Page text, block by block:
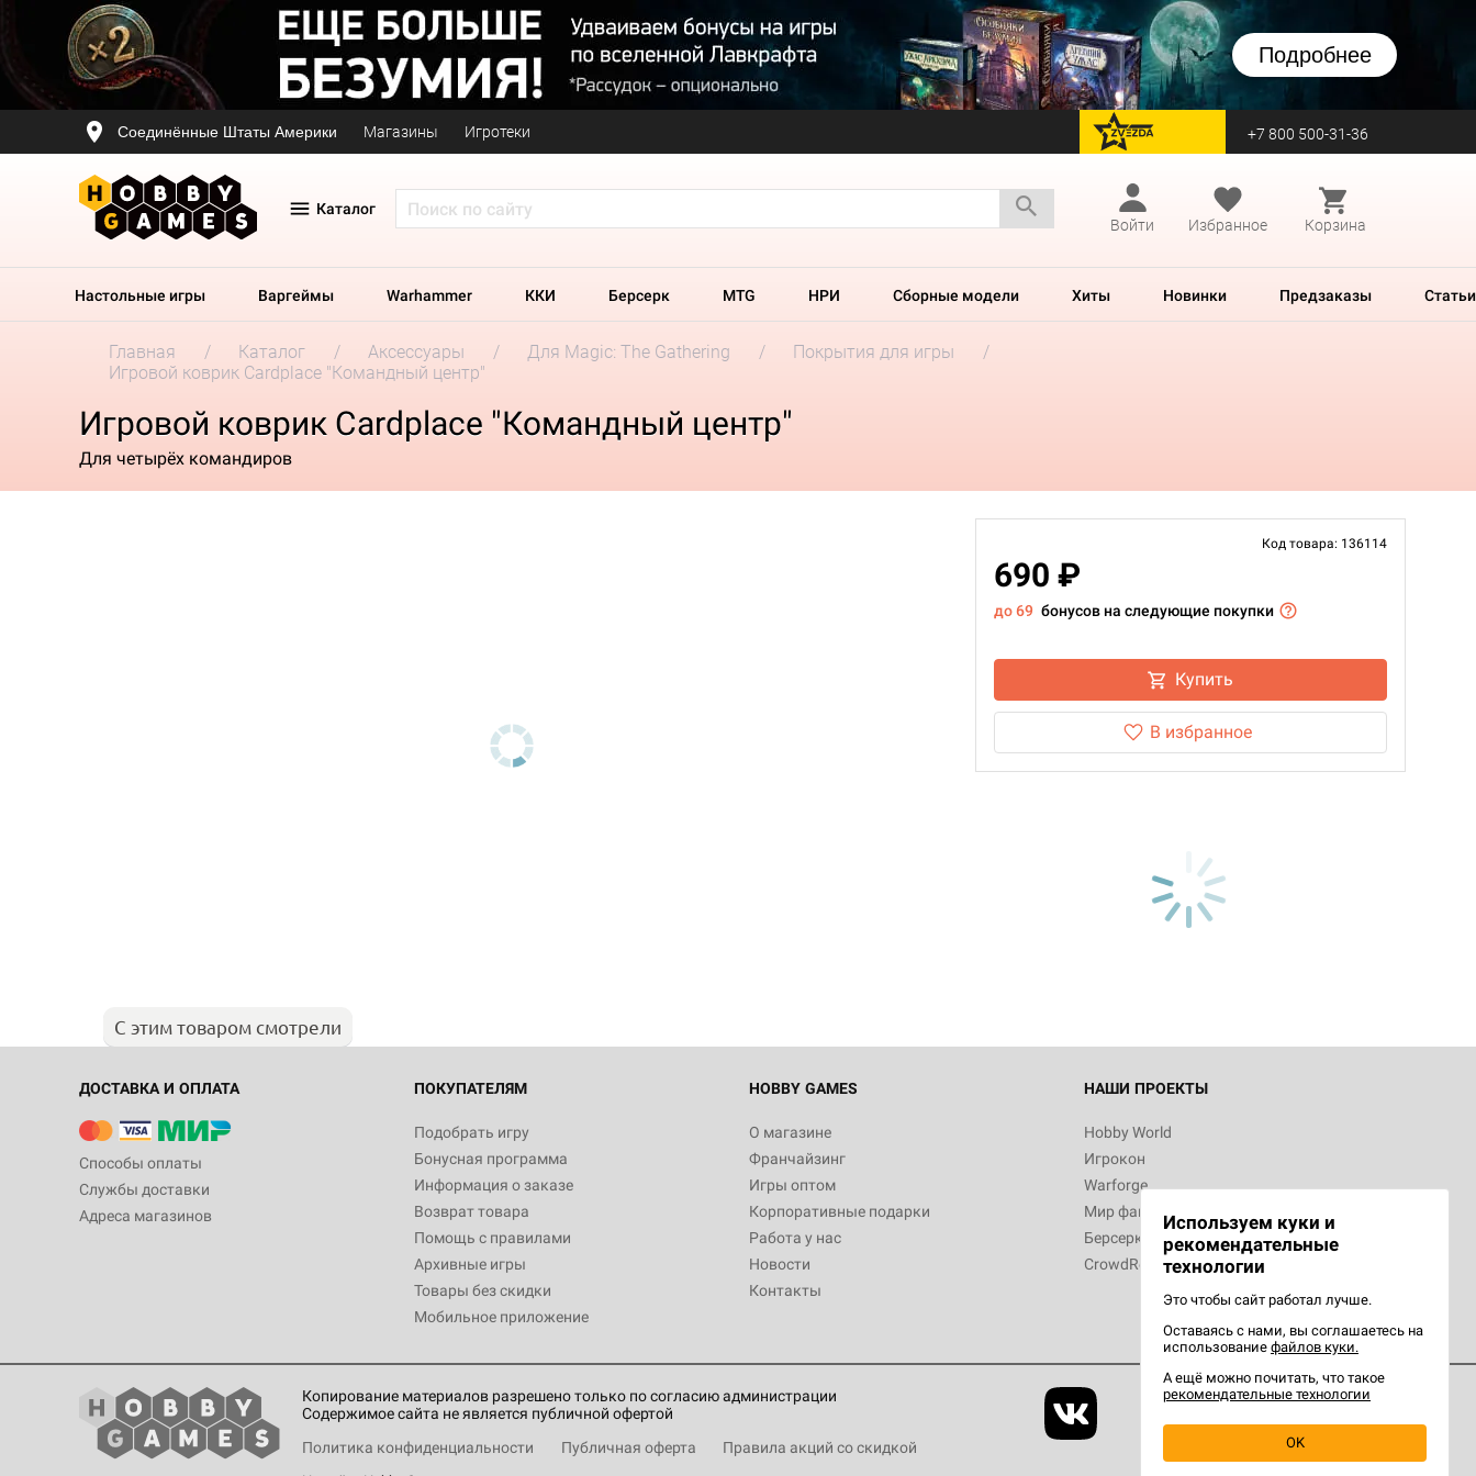
Подробнее
Соединённые Штаты Америки Магазины Игротеки перейти на Zvezda +7 800 500-31-36
Каталог
Войти
Избранное Корзина
Настольные игры Варгеймы Warhammer ККИ Берсерк MTG НРИ Сборные модели Хиты Новинки Предзаказы Статьи
Главная Каталог Аксессуары Для Magic: The Gathering
Покрытия для игры
Игровой коврик Cardplace "Командный центр"
Игровой коврик Cardplace "Командный центр"
Для четырёх командиров
Код товара: 136114
690 ₽
до 69 бонусов на следующие покупки
Купить
В избранное
С этим товаром смотрели
ДОСТАВКА И ОПЛАТА
Способы оплаты
Службы доставки
Адреса магазинов
ПОКУПАТЕЛЯМ
Подобрать игру
Бонусная программа
Информация о заказе
Возврат товара
Помощь с правилами
Архивные игры
Товары без скидки
Мобильное приложение
HOBBY GAMES
О магазине
Франчайзинг
Игры оптом
Корпоративные подарки
Работа у нас
Новости
Контакты
НАШИ ПРОЕКТЫ
Hobby World
Игрокон
Warforge
Мир фантастики
Берсерк
CrowdRepublic
Копирование материалов разрешено только по согласию администрации
Содержимое сайта не является публичной офертой
Политика конфиденциальности
Публичная оферта Правила акций со скидкой
Используем куки и
рекомендательные
технологии
Это чтобы сайт работал лучше.
Оставаясь с нами, вы соглашаетесь на
использование файлов куки.
А ещё можно почитать, что такое
рекомендательные технологии
OK